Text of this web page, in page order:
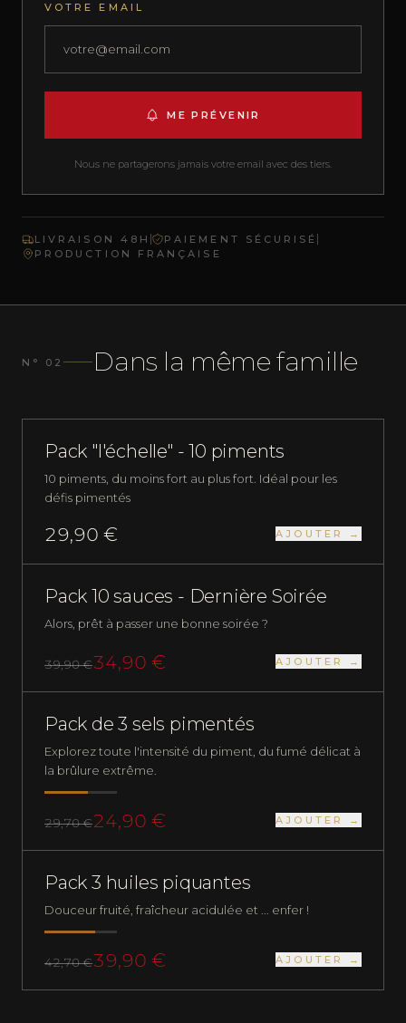
VOTRE EMAIL
ME PRÉVENIR
Nous ne partagerons jamais votre email avec des tiers.
LIVRAISON 48H
PAIEMENT SÉCURISÉ
PRODUCTION FRANÇAISE
N° 02 Dans la même famille
Pack "l'échelle" - 10 piments
10 piments, du moins fort au plus fort. Idéal pour les
défis pimentés
29,90 € AJOUTER →
Pack 10 sauces - Dernière Soirée
Alors, prêt à passer une bonne soirée ?
39,90 €34,90 € AJOUTER →
Pack de 3 sels pimentés
Explorez toute l'intensité du piment, du fumé délicat à
la brûlure extrême.
29,70 €24,90 € AJOUTER →
PLUS QUE 1 EN STOCK
Pack 3 huiles piquantes
Douceur fruité, fraîcheur acidulée et ... enfer !
42,70 €39,90 € AJOUTER →